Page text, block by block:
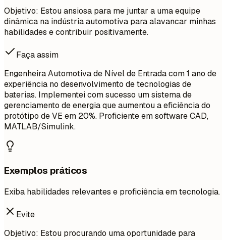
Objetivo: Estou ansiosa para me juntar a uma equipe
dinâmica na indústria automotiva para alavancar minhas
habilidades e contribuir positivamente.
Faça assim
Engenheira Automotiva de Nível de Entrada com 1 ano de
experiência no desenvolvimento de tecnologias de
baterias. Implementei com sucesso um sistema de
gerenciamento de energia que aumentou a eficiência do
protótipo de VE em 20%. Proficiente em software CAD,
MATLAB/Simulink.
Exemplos práticos
Exiba habilidades relevantes e proficiência em tecnologia.
Evite
Objetivo: Estou procurando uma oportunidade para